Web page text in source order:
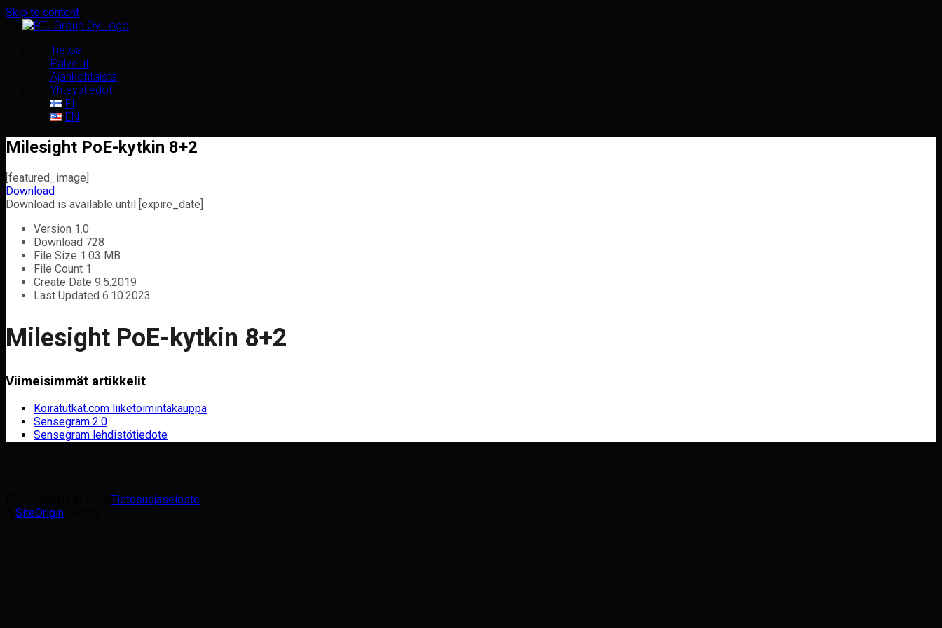
Skip to content
Tietoa
Palvelut
Ajankohtaista
Yhteystiedot
FI
EN
Milesight PoE-kytkin 8+2
[featured_image]
Download
Download is available until [expire_date]
Version 1.0
Download 728
File Size 1.03 MB
File Count 1
Create Date 9.5.2019
Last Updated 6.10.2023
Milesight PoE-kytkin 8+2
Viimeisimmät artikkelit
Koiratutkat.com liiketoimintakauppa
Sensegram 2.0
Sensegram lehdistötiedote
Tietosuojaseloste
SiteOrigin